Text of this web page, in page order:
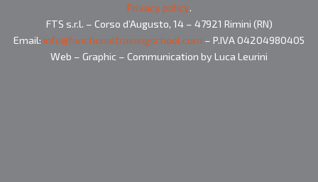
Privacy policy.
FTS s.r.l. – Corso d’Augusto, 14 – 47921 Rimini (RN)
Email: info@functionaltrainingschool.com – P.IVA 04204980405
Web – Graphic – Communication by Luca Leurini